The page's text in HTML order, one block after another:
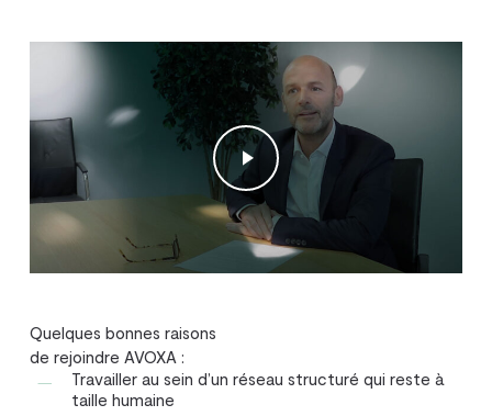
Play Video
Play Video
Quelques bonnes raisons
de rejoindre AVOXA :
Travailler au sein d’un réseau structuré qui reste à
taille humaine